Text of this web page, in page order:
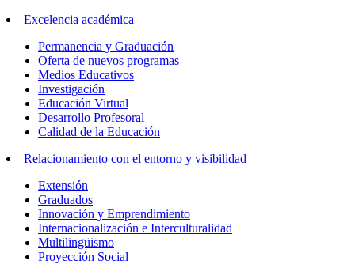
Excelencia académica
Permanencia y Graduación
Oferta de nuevos programas
Medios Educativos
Investigación
Educación Virtual
Desarrollo Profesoral
Calidad de la Educación
Relacionamiento con el entorno y visibilidad
Extensión
Graduados
Innovación y Emprendimiento
Internacionalización e Interculturalidad
Multilingüismo
Proyección Social